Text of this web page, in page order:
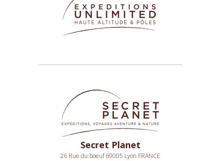
Secret Planet
26 Rue du boeuf 69005 Lyon FRANCE